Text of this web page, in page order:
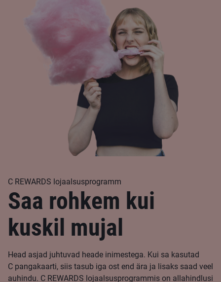
C REWARDS lojaalsusprogramm
Saa rohkem kui
kuskil mujal
Head asjad juhtuvad heade inimestega. Kui sa kasutad
C pangakaarti, siis tasub iga ost end ära ja lisaks saad veel
auhindu. C REWARDS lojaalsusprogrammis on allahindlusi